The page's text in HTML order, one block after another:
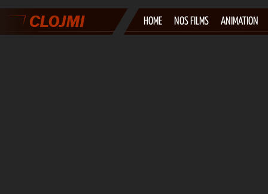
HOME NOS FILMS ANIMATION